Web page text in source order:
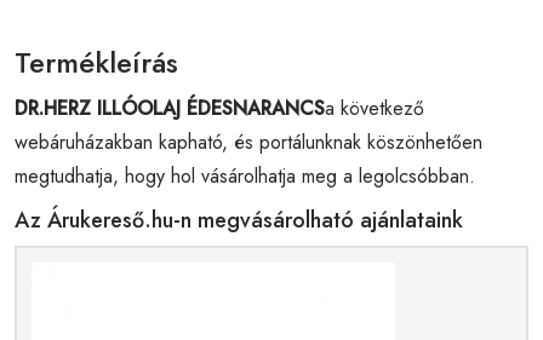
Termékleírás
DR.HERZ ILLÓOLAJ ÉDESNARANCSa következő
webáruházakban kapható, és portálunknak köszönhetően
megtudhatja, hogy hol vásárolhatja meg a legolcsóbban.
Az Árukereső.hu-n megvásárolható ajánlataink